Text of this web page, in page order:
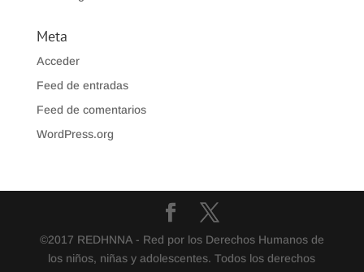
Meta
Acceder
Feed de entradas
Feed de comentarios
WordPress.org
©2017 REDHNNA - Red por los Derechos Humanos de
los niños, niñas y adolescentes. Todos los derechos